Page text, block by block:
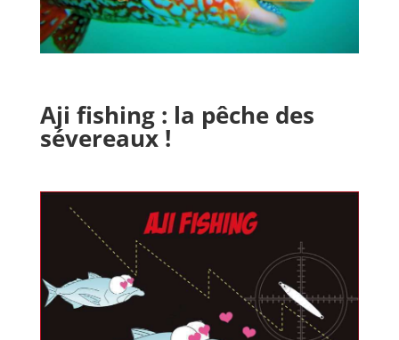
Aji fishing : la pêche des
sévereaux !